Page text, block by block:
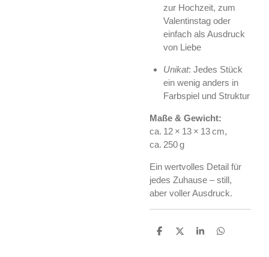
zur Hochzeit, zum
Valentinstag oder
einfach als Ausdruck
von Liebe
Unikat: Jedes Stück
ein wenig anders in
Farbspiel und Struktur
Maße & Gewicht:
ca. 12 × 13 × 13 cm,
ca. 250 g
Ein wertvolles Detail für
jedes Zuhause – still,
aber voller Ausdruck.
T
T
T
T